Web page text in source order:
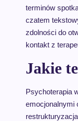
terminów
czatem
zdolności do
kontakt z
Jakie
Psychoterapia
emocjonalnymi